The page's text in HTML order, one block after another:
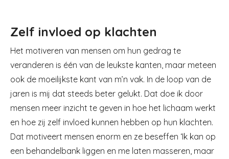
Zelf invloed op klachten
Het motiveren van mensen om hun gedrag te
veranderen is één van de leukste kanten, maar meteen
ook de moeilijkste kant van m’n vak. In de loop van de
jaren is mij dat steeds beter gelukt. Dat doe ik door
mensen meer inzicht te geven in hoe het lichaam werkt
en hoe zij zelf invloed kunnen hebben op hun klachten.
Dat motiveert mensen enorm en ze beseffen ‘Ik kan op
een behandelbank liggen en me laten masseren, maar